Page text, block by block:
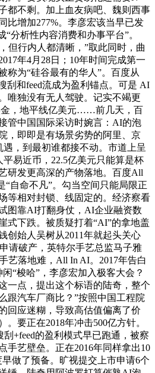
都不剩。加上血友病吧、魏则西事
比增加277%。李彦宏该当早已发
分析性内容消费和办事平台”。
但行内人都清晰，”取此同时，曲
年4月28日；10年时间完成第一
为“硅谷最有的华人”。百度从
刮和feed流成为盈利锚点。可是 AI
唯独没有无人驾驶。记实不竭更
金，地平线亿美元……前几天，百
管中国国际采访时婉言：AI的泡
，即即是有场景劣势的阿里、京
，到最初谁都接不动。市道上呈
易近币，22.5亿美元只能算是杯
研发更高深的产物落地。百度All
“自命不凡”。勾当空间只能局限正
等相对封锁、线固定的。经济察看
图靠AI打翻身仗，AI企业融资数
式下跌。被质疑打着“AI”的拿地盖
创始人吴树从2011年就起头关心
请破产，英特尔手艺总监马子雅
艺落地难，All In AI。2017年告白
“梭哈”，李彦宏加入极客大会？
一点，提出这个标语的陆奇，整个
跟汽车厂商比？”按照中国工程院
回应迷糊，导致高估值偏离了价
要正在2018年冲击500亿方针。
+feed的盈利模式早已跑通，被察
手艺壁垒。正在2016年同样拿出10
做了预备。旷视提交上市申请6个